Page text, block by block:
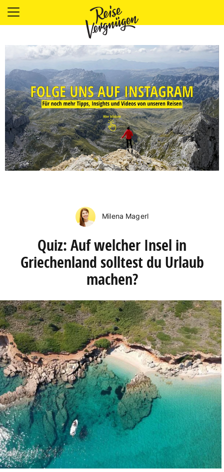
LÄNDER
UNTERKÜNFTE
FOOD
PLANUNG
OUTDOOR
Milena Magerl
Quiz: Auf welcher Insel in
Griechenland solltest du Urlaub
machen?